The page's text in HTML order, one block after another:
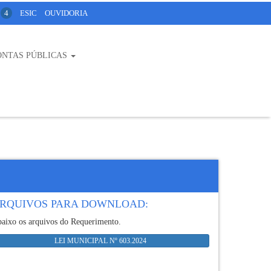
4 ESIC OUVIDORIA
PÚBLICAS
PARA DOWNLOAD:
os arquivos do Requerimento.
LEI MUNICIPAL Nº 603.2024